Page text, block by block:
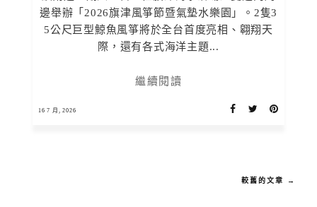
邊舉辦「2026旗津風箏節暨氣墊水樂園」。2隻3
5公尺巨型鯨魚風箏將於全台首度亮相、翱翔天
際，還有各式海洋主題...
繼續閱讀
16 7 月, 2026
較舊的文章 →